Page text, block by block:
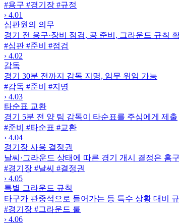
#용구 #경기장 #규정
› 4.01
심판원의 의무
경기 전 용구·장비 점검, 공 준비, 그라운드 규칙
#심판 #준비
#점검
› 4.02
감독
경기 30분 전까지 감독 지명, 임무 위임 가능
#감독 #준비
#지명
› 4.03
타순표 교환
경기 5분 전 양 팀 감독이 타순표를 주심에게 제출
#준비
#타순표 #교환
› 4.04
경기장 사용 결정권
날씨·그라운드 상태에 따른 경기 개시 결정은 홈
#경기장 #날씨 #결정권
› 4.05
특별 그라운드 규칙
타구가 관중석으로 들어가는 등 특수 상황 대비
#경기장 #그라운드 룰
› 4.06